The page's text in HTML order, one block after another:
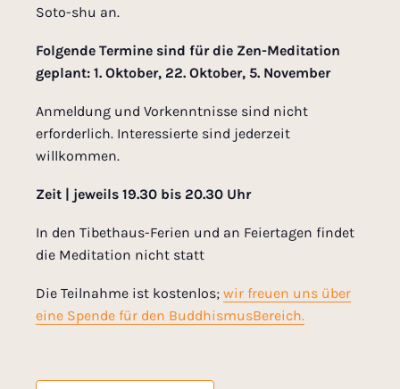
Soto-shu an.
Folgende Termine sind für die Zen-Meditation
geplant: 1. Oktober, 22. Oktober, 5. November
Anmeldung und Vorkenntnisse sind nicht
erforderlich. Interessierte sind jederzeit
willkommen.
Zeit | jeweils 19.30 bis 20.30 Uhr
In den Tibethaus-Ferien und an Feiertagen findet
die Meditation nicht statt
Die Teilnahme ist kostenlos; wir freuen uns über
eine Spende für den BuddhismusBereich.